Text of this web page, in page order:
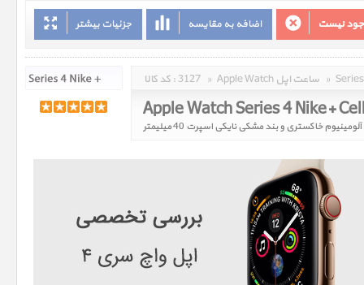
جزئیات بیشتر اضافه به مقایسه نیست
کد کالا : 3127 » Apple Watch ساعت اپل »